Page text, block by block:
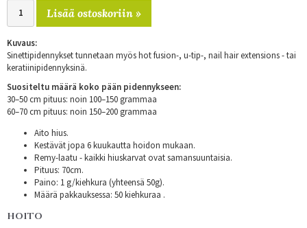
Lisää ostoskoriin »
Kuvaus:
Sinettipidennykset tunnetaan myös hot fusion-, u-tip-, nail hair extensions - tai
keratiinipidennyksinä.
Suositeltu määrä koko pään pidennykseen:
30–50 cm pituus: noin 100–150 grammaa
60–70 cm pituus: noin 150–200 grammaa
Aito hius.
Kestävät jopa 6 kuukautta hoidon mukaan.
Remy-laatu - kaikki hiuskarvat ovat samansuuntaisia.
Pituus: 70cm.
Paino: 1 g/kiehkura (yhteensä 50g).
Määrä pakkauksessa: 50 kiehkuraa .
HOITO